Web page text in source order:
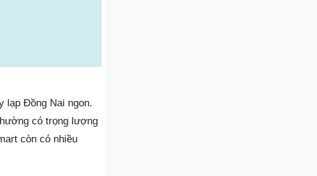
lạp Đồng Nai ngon.
có trọng lượng
còn có nhiều